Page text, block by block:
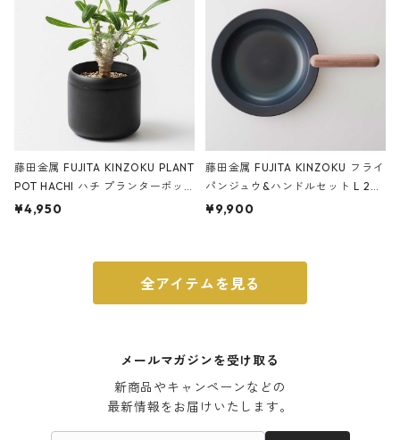
藤田金属 FUJITA KINZOKU PLANT
POT HACHI ハチ プランターポッ
ト 3号 ブラック
¥4,950
藤田金属 FUJITA KINZOKU フライ
パンジュウ&ハンドルセット L 24c
m ガス火・IH対応 鉄フライパン
¥9,900
全アイテムを見る
メールマガジンを受け取る
新商品やキャンペーンなどの
最新情報をお届けいたします。